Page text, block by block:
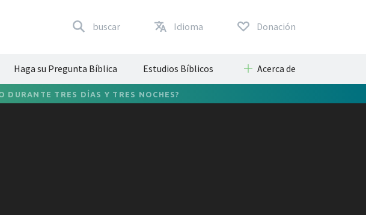
buscar Idioma Donación
Haga su Pregunta Bíblica Estudios Bíblicos Acerca de
DURANTE TRES DÍAS Y TRES NOCHES?